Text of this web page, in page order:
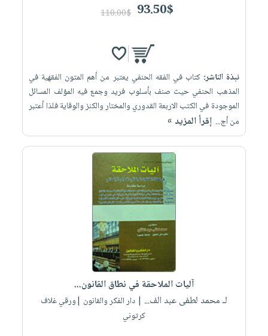
93.50$
110.00$
نبذة الناشر:كتاب في الفقه الحنفي يعتبر من أهم المتون الفقهية في
المذهب الحنفي حيث صنف بأسلوب فريد وجمع فيه المؤلف المسائل
الموجودة في الكتب الاربعة القدوري والمختار والكنز والوقاية فلذا أعتبر
من أج... إقرأ المزيد »
آليات الملاحقة في نطاق القانون...
لـ محمد لطفى عبد الف... | دار الفكر والقانون |ورقي غلاف
كرتوني